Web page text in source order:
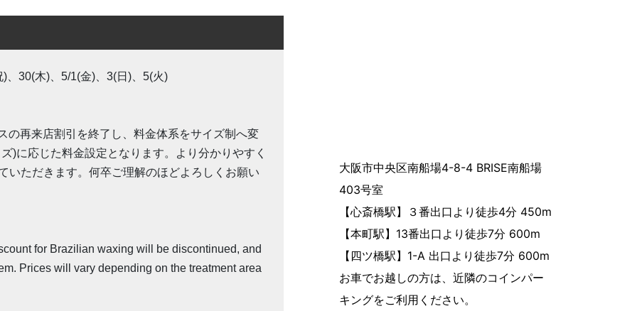
、30(木)、5/1(金)、3(日)、5(火)
の再来店割引を終了し、料金体系をサイズ制へ変
)に応じた料金設定となります。より分かりやすく
いただきます。何卒ご理解のほどよろしくお願い
for Brazilian waxing will be discontinued, and
Prices will vary depending on the treatment area
大阪市中央区南船場4-8-4 BRISE南船場
403号室
【心斎橋駅】３番出口より徒歩4分 450m
【本町駅】13番出口より徒歩7分 600m
【四ツ橋駅】1-A 出口より徒歩7分 600m
お車でお越しの方は、近隣のコインパー
キングをご利用ください。